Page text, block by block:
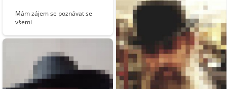
Mám zájem se poznávat se
všemi